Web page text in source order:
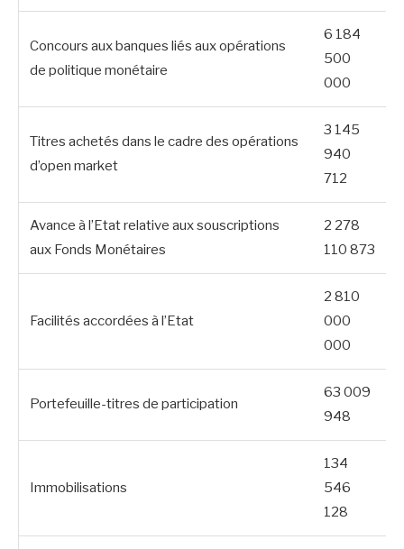
Concours aux banques liés aux opérations
de politique monétaire
6 184
500
000
Titres achetés dans le cadre des opérations
d’open market
3 145
940
712
Avance à l’Etat relative aux souscriptions
aux Fonds Monétaires
2 278
110 873
Facilités accordées à l’Etat
2 810
000
000
Portefeuille-titres de participation
63 009
948
Immobilisations
134
546
128